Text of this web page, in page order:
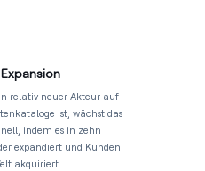
relativ neuer Akteur auf
ist, wächst das
indem es in zehn
expandiert und Kunden
akquiriert.